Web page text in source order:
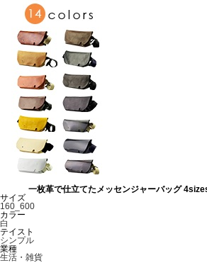
一枚革で仕立てたメッセンジャーバッグ
サイズ
160_600
カラー
白
テイスト
シンプル
業種
生活・雑貨